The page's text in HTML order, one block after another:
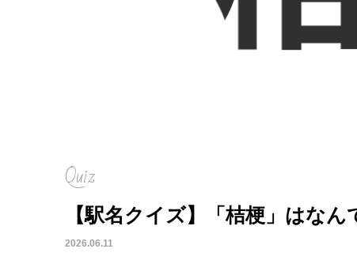
Quiz
【駅名クイズ】「桔梗」はな
2026.06.11